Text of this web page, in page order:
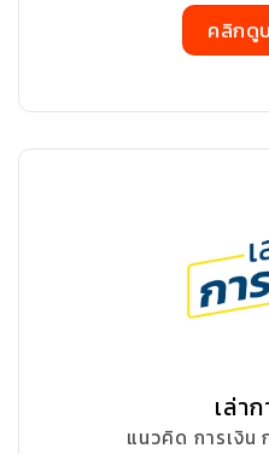
คลิกดู
เล่า
แนวคิด การเงิน